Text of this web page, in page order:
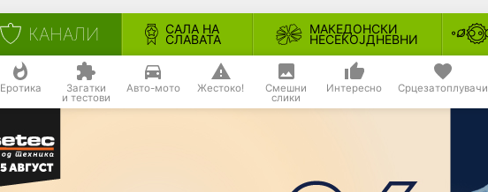
КАНАЛИ САЛА НА
СЛАВАТА
МАКЕДОНСКИ
НЕСЕКОЈДНЕВНИ
Еротика Загатки
и тестови
Авто-мото Жестоко! Смешни
слики
Интересно Срцезатоплувачи